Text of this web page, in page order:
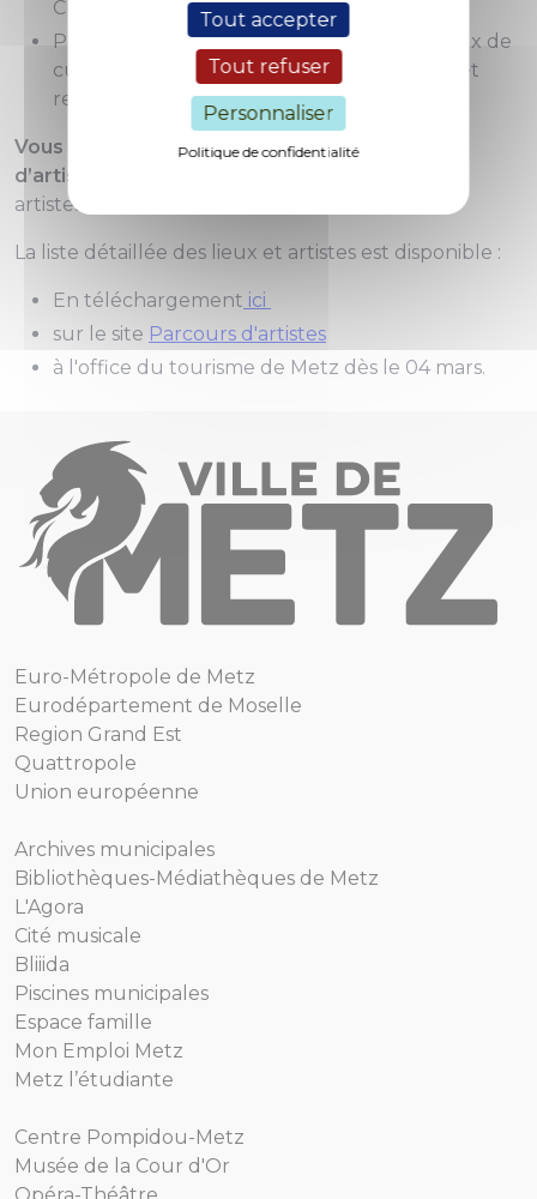
Tout accepter
Tout refuser
Personnaliser
Politique de confidentialité
CHAAP du Collège Rabelais du Sablon.
Participation des lieux patrimoniaux, de lieux de
culte sacralisés et désacralisés , de galeries et
retour de La Vitrine Ephémère.
Vous pourrez découvrir ainsi une centaine
d’artistes
artistes.
La liste détaillée des lieux et artistes est disponible :
En téléchargement ici
sur le site Parcours d'artistes
à l'office du tourisme de Metz dès le 04 mars.
Euro-Métropole de Metz
Eurodépartement de Moselle
Region Grand Est
Quattropole
Union européenne
Archives municipales
Bibliothèques-Médiathèques de Metz
L'Agora
Cité musicale
Bliiida
Piscines municipales
Espace famille
Mon Emploi Metz
Metz l’étudiante
Centre Pompidou-Metz
Musée de la Cour d'Or